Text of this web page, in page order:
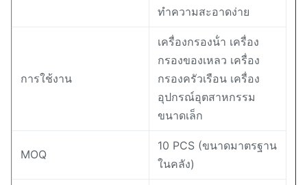
ทําความสะอาดง่าย
การใช้งาน
เครื่องกรองน้ํา เครื่อง
กรองของเหลว เครื่อง
กรองครัวเรือน เครื่อง
อุปกรณ์อุตสาหกรรม
ขนาดเล็ก
MOQ
10 PCS (ขนาดมาตรฐาน
ในคลัง)